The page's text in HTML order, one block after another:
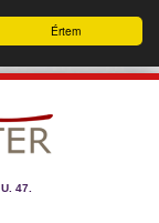
Értem
47.